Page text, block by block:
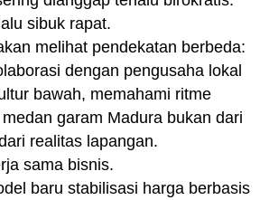
sibuk rapat.
melihat pendekatan berbeda:
dengan pengusaha lokal
bawah, memahami ritme
garam Madura bukan dari
realitas lapangan.
sama bisnis.
baru stabilisasi harga berbasis